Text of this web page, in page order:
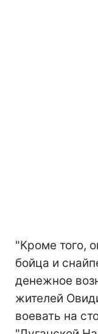
"Кроме того,
бойца и
денежное
жителей
воевать на